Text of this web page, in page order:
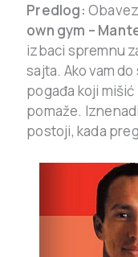
Predlog:
own gym –
izbaci spremnu
sajta. Ako vam
pogađa koji
pomaže.
postoji, kada